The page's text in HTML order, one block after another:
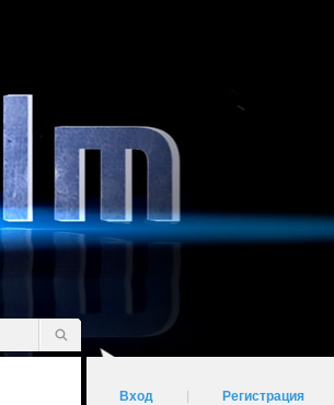
Вход Регистрация